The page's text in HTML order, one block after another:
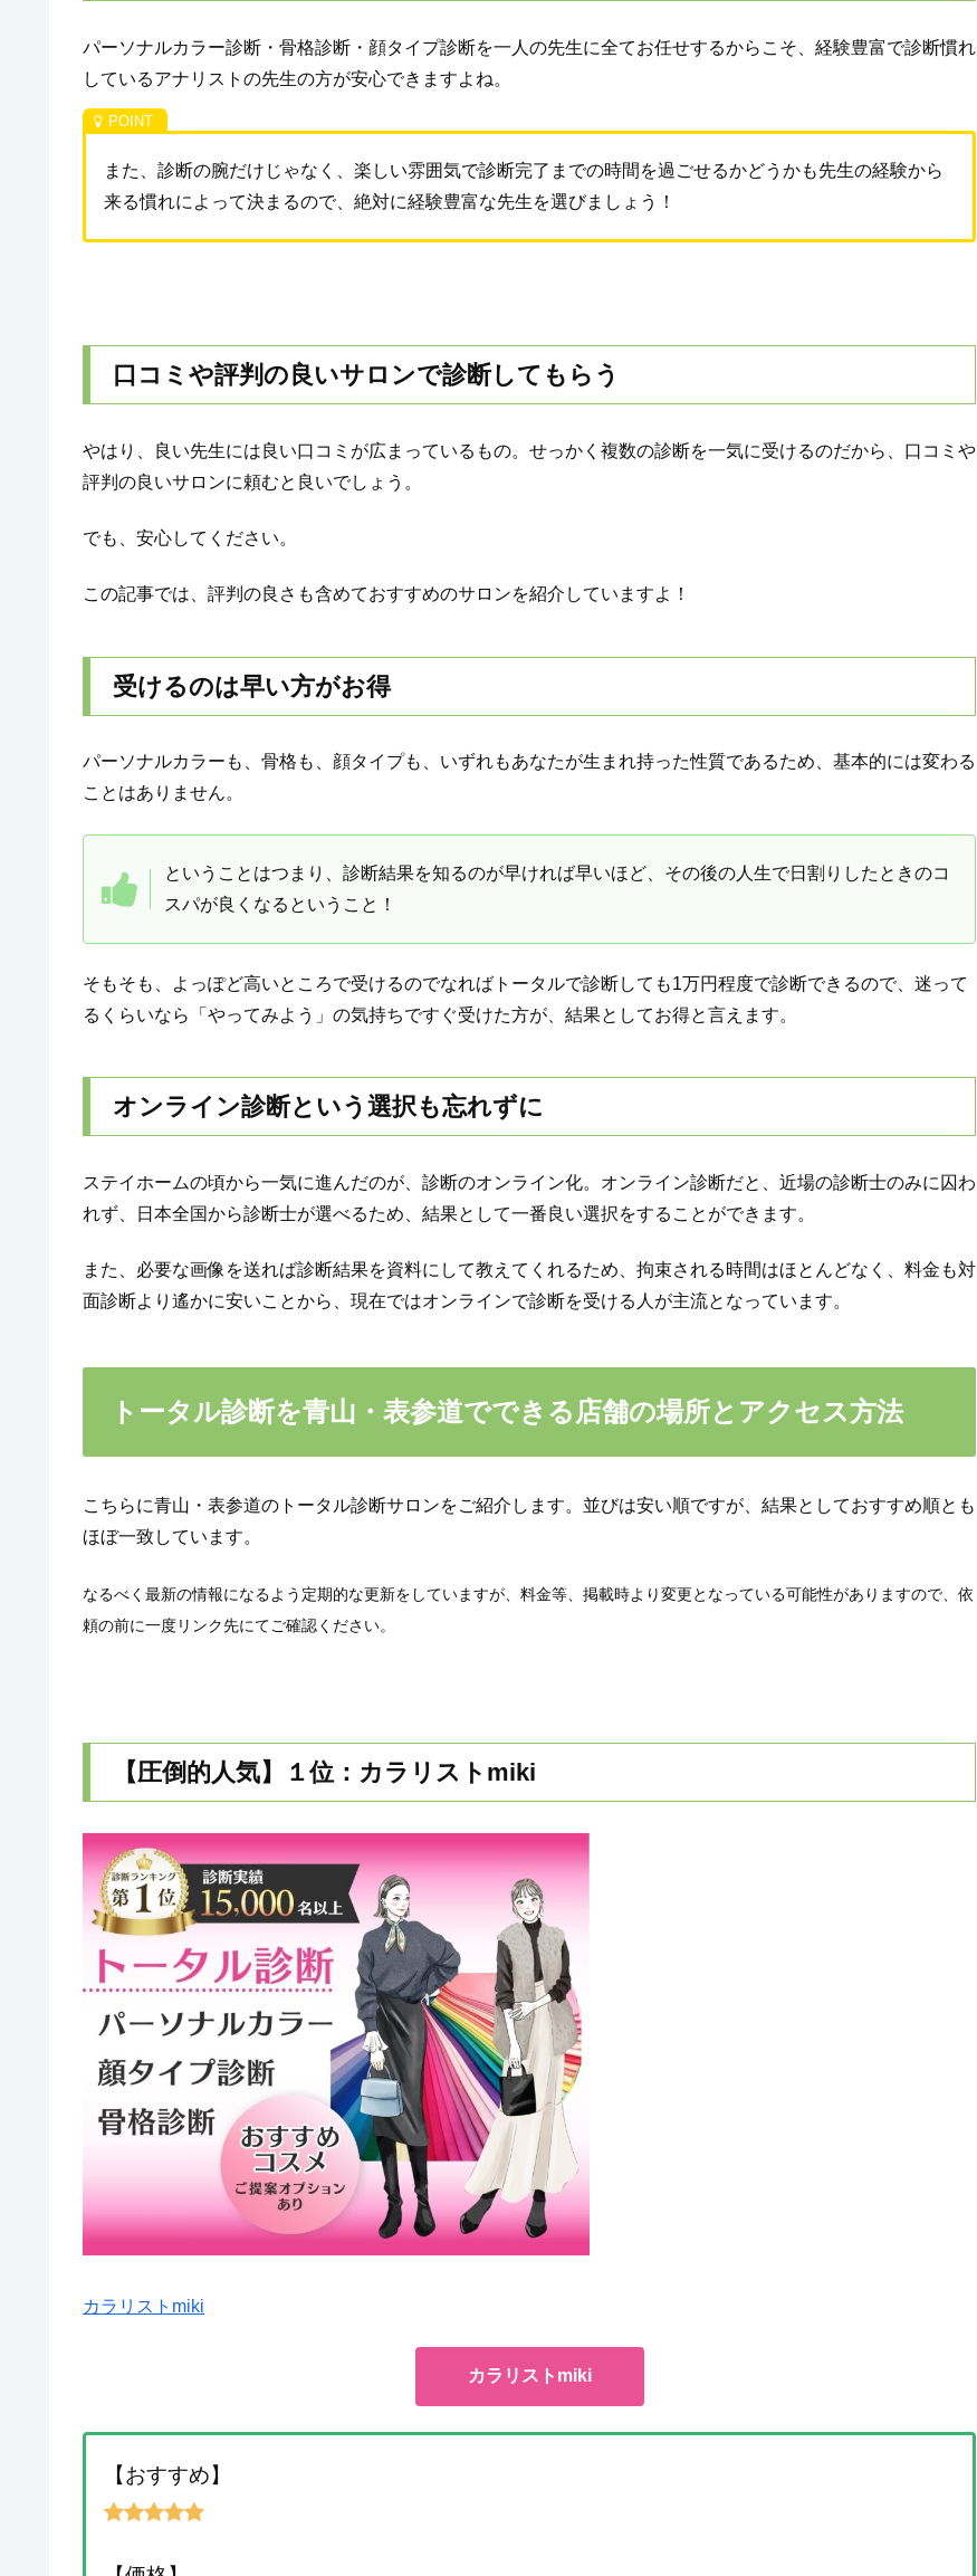
パーソナルカラー診断・骨格診断・顔タイプ診断を一人の先生に全てお任せするからこそ、経験豊富で診断慣れ
しているアナリストの先生の方が安心できますよね。
また、診断の腕だけじゃなく、楽しい雰囲気で診断完了までの時間を過ごせるかどうかも先生の経験から
来る慣れによって決まるので、絶対に経験豊富な先生を選びましょう！
口コミや評判の良いサロンで診断してもらう
やはり、良い先生には良い口コミが広まっているもの。せっかく複数の診断を一気に受けるのだから、口コミや
評判の良いサロンに頼むと良いでしょう。
でも、安心してください。
この記事では、評判の良さも含めておすすめのサロンを紹介していますよ！
受けるのは早い方がお得
パーソナルカラーも、骨格も、顔タイプも、いずれもあなたが生まれ持った性質であるため、基本的には変わる
ことはありません。
ということはつまり、診断結果を知るのが早ければ早いほど、その後の人生で日割りしたときのコ
スパが良くなるということ！
そもそも、よっぽど高いところで受けるのでなればトータルで診断しても1万円程度で診断できるので、迷って
るくらいなら「やってみよう」の気持ちですぐ受けた方が、結果としてお得と言えます。
オンライン診断という選択も忘れずに
ステイホームの頃から一気に進んだのが、診断のオンライン化。オンライン診断だと、近場の診断士のみに囚わ
れず、日本全国から診断士が選べるため、結果として一番良い選択をすることができます。
また、必要な画像を送れば診断結果を資料にして教えてくれるため、拘束される時間はほとんどなく、料金も対
面診断より遙かに安いことから、現在ではオンラインで診断を受ける人が主流となっています。
トータル診断を青山・表参道でできる店舗の場所とアクセス方法
こちらに青山・表参道のトータル診断サロンをご紹介します。並びは安い順ですが、結果としておすすめ順とも
ほぼ一致しています。
なるべく最新の情報になるよう定期的な更新をしていますが、料金等、掲載時より変更となっている可能性がありますので、依
頼の前に一度リンク先にてご確認ください。
【圧倒的人気】１位：カラリストmiki
カラリストmiki
カラリストmiki
【おすすめ】